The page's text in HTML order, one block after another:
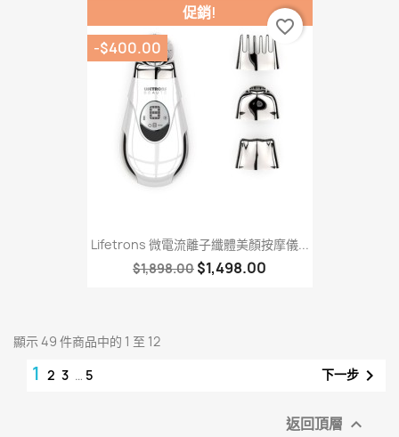
Lifetrons 微電流離子纖體美顏按摩儀...
$1,898.00 $1,498.00
促銷!
-$400.00
favorite_border
顯示 49 件商品中的 1 至 12
1 2 3 … 5 下一步 
返回頂層 